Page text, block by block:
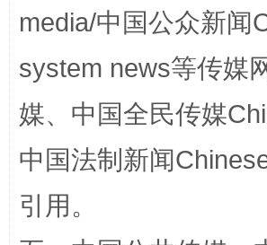
media/中国公众新闻
system news等传媒
媒、中国全民传媒
中国法制新闻
引用。